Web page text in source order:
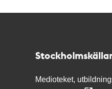
Medioteket,